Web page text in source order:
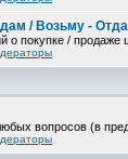
/ Возьму -
о покупке / продаже
вопросов (в